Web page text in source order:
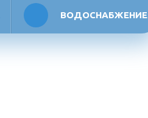
ВОДОСНАБЖЕНИЕ